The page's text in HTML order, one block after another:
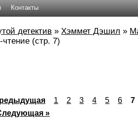
Контакты
детектив »Хэммет Дэшил »
чтение (стр. 7)
1 2 3 4 5 6
7
»